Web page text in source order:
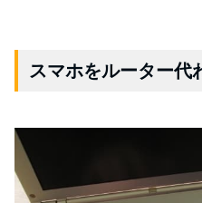
スマホをルーター代